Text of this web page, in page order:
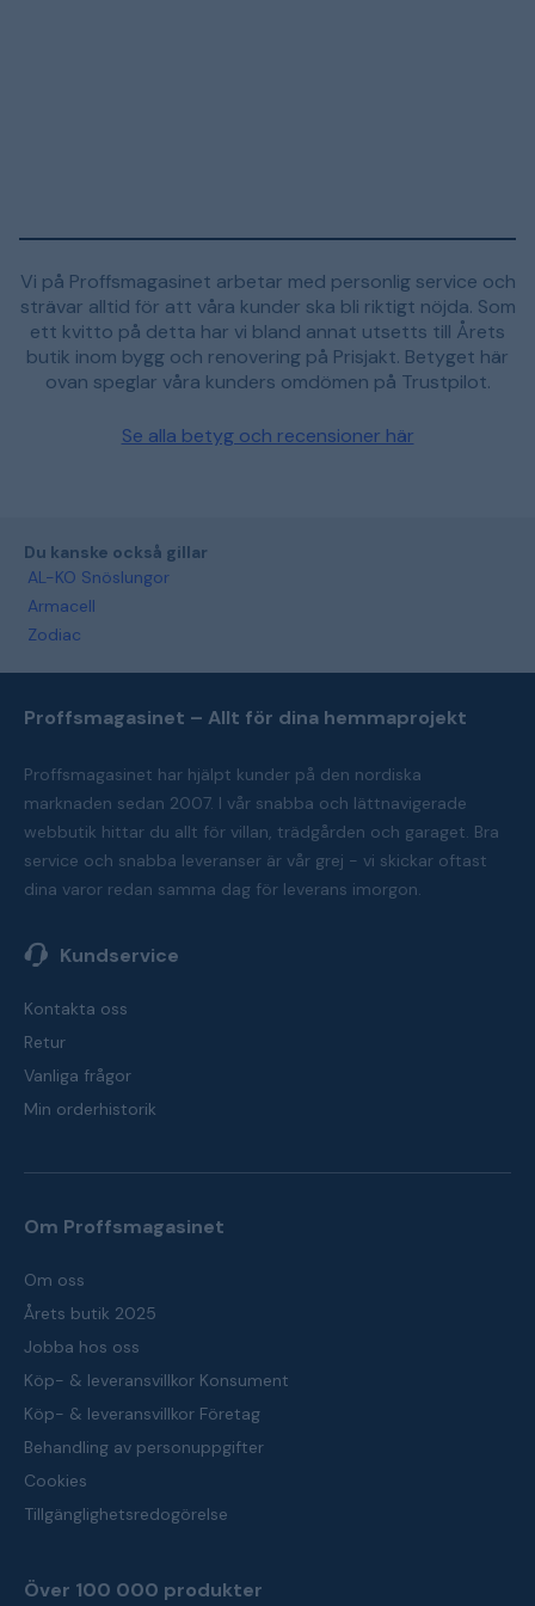
Vi på Proffsmagasinet arbetar med personlig service och
strävar alltid för att våra kunder ska bli riktigt nöjda. Som
ett kvitto på detta har vi bland annat utsetts till Årets
butik inom bygg och renovering på Prisjakt. Betyget här
ovan speglar våra kunders omdömen på Trustpilot.
Se alla betyg och recensioner här
Du kanske också gillar
AL-KO Snöslungor
Armacell
Zodiac
Proffsmagasinet – Allt för dina hemmaprojekt
Proffsmagasinet har hjälpt kunder på den nordiska
marknaden sedan 2007. I vår snabba och lättnavigerade
webbutik hittar du allt för villan, trädgården och garaget. Bra
service och snabba leveranser är vår grej - vi skickar oftast
dina varor redan samma dag för leverans imorgon.
Kundservice
Kontakta oss
Retur
Vanliga frågor
Min orderhistorik
Om Proffsmagasinet
Om oss
Årets butik 2025
Jobba hos oss
Köp- & leveransvillkor Konsument
Köp- & leveransvillkor Företag
Behandling av personuppgifter
Cookies
Tillgänglighetsredogörelse
Över 100 000 produkter